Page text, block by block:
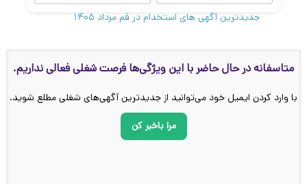
جدیدترین آگهی های استخدام در قم مرداد ۱۴۰۵
متاسفانه در حال حاضر با این ویژگی‌ها فرصت شغلی فعالی نداریم.
با وارد کردن ایمیل خود می‌توانید از جدیدترین آگهی‌های شغلی مطلع شوید.
مرا باخبر کن